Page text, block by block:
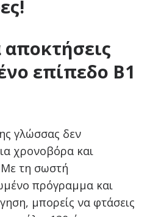
αποκτήσεις
επίπεδο Β1
γλώσσας δεν
χρονοβόρα και
Με τη σωστή
πρόγραμμα και
μπορείς να φτάσεις